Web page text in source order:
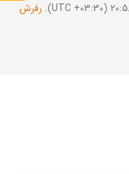
رفرش